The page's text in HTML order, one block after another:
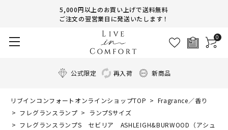
5,000円以上のお買い上げで送料無料
ご注文の翌営業日に発送いたします！
0
公式限定 再入荷 新商品
リブインコンフォートオンラインショップTOP
Fragrance／香り
フレグランスランプ
ランプSサイズ
フレグランスランプS セビリア ASHLEIGH&BURWOOD（アシュ